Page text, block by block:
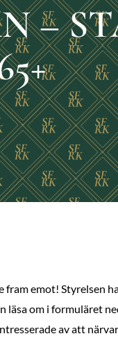
–
fram emot!
läsa om i formuläret
av att